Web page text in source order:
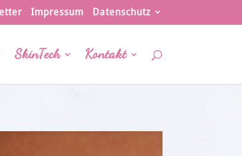
Impressum Datenschutz
SkinTech Kontakt